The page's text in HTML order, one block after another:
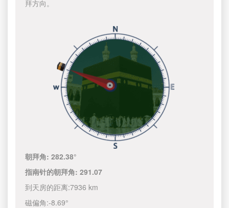
拜方向。
朝拜角:282.38°
指南针的朝拜角:291.07
到天房的距离:7936 km
磁偏角:-8.69°